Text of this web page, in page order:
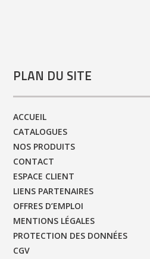
PLAN DU SITE
ACCUEIL
CATALOGUES
NOS PRODUITS
CONTACT
ESPACE CLIENT
LIENS PARTENAIRES
OFFRES D’EMPLOI
MENTIONS LÉGALES
PROTECTION DES DONNÉES
CGV